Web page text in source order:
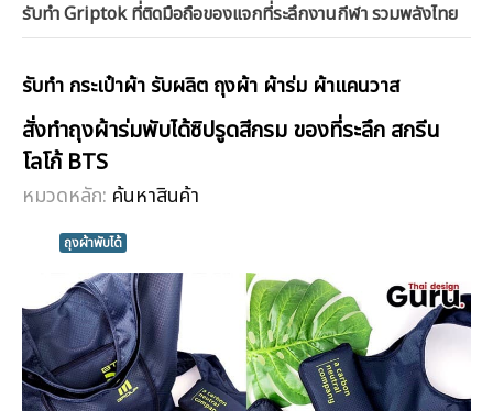
รับทำ Griptok ที่ติดมือถือของแจกที่ระลึกงานกีฬา รวมพลังไทย
รับทำ กระเป๋าผ้า รับผลิต ถุงผ้า ผ้าร่ม ผ้าแคนวาส
สั่งทำถุงผ้าร่มพับได้ซิปรูดสีกรม ของที่ระลึก สกรีน
โลโก้ BTS
หมวดหลัก: ค้นหาสินค้า
ถุงผ้าพับได้